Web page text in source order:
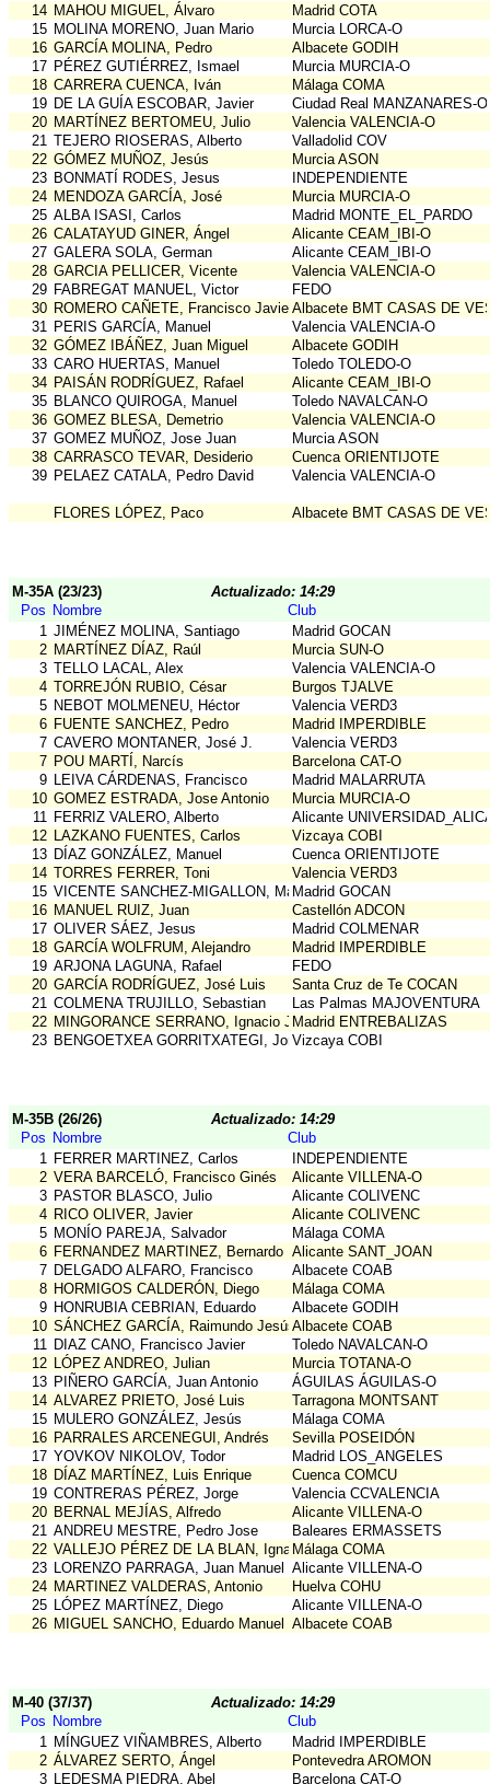
14 MAHOU MIGUEL, Álvaro
Madrid COTA
15 MOLINA MORENO, Juan Mario
Murcia LORCA-O
16 GARCÍA MOLINA, Pedro
Albacete GODIH
17 PÉREZ GUTIÉRREZ, Ismael
Murcia MURCIA-O
18 CARRERA CUENCA, Iván
Málaga COMA
19 DE LA GUÍA ESCOBAR, Javier
Ciudad Real MANZANARES-O
20 MARTÍNEZ BERTOMEU, Julio
Valencia VALENCIA-O
21 TEJERO RIOSERAS, Alberto
Valladolid COV
22 GÓMEZ MUÑOZ, Jesús
Murcia ASON
23 BONMATÍ RODES, Jesus
INDEPENDIENTE
24 MENDOZA GARCÍA, José
Murcia MURCIA-O
25 ALBA ISASI, Carlos
Madrid MONTE_EL_PARDO
26 CALATAYUD GINER, Ángel
Alicante CEAM_IBI-O
27 GALERA SOLA, German
Alicante CEAM_IBI-O
28 GARCIA PELLICER, Vicente
Valencia VALENCIA-O
29 FABREGAT MANUEL, Victor
FEDO
30 ROMERO CAÑETE, Francisco JavierAlbacete BMT CASAS DE
31 PERIS GARCÍA, Manuel
Valencia VALENCIA-O
32 GÓMEZ IBÁÑEZ, Juan Miguel
Albacete GODIH
33 CARO HUERTAS, Manuel
Toledo TOLEDO-O
34 PAISÁN RODRÍGUEZ, Rafael
Alicante CEAM_IBI-O
35 BLANCO QUIROGA, Manuel
Toledo NAVALCAN-O
36 GOMEZ BLESA, Demetrio
Valencia VALENCIA-O
37 GOMEZ MUÑOZ, Jose Juan
Murcia ASON
38 CARRASCO TEVAR, Desiderio
Cuenca ORIENTIJOTE
39 PELAEZ CATALA, Pedro David Valencia VALENCIA-O
FLORES LÓPEZ, Paco Albacete BMT CASAS DE
M-35A (23/23)
Actualizado: 14:29
Pos Nombre
Club
1 JIMÉNEZ MOLINA, Santiago
Madrid GOCAN
2 MARTÍNEZ DÍAZ, Raúl
Murcia SUN-O
3 TELLO LACAL, Alex
Valencia VALENCIA-O
4 TORREJÓN RUBIO, César
Burgos TJALVE
5 NEBOT MOLMENEU, Héctor
Valencia VERD3
6 FUENTE SANCHEZ, Pedro
Madrid IMPERDIBLE
7 CAVERO MONTANER, José J.
Valencia VERD3
7 POU MARTÍ, Narcís
Barcelona CAT-O
9 LEIVA CÁRDENAS, Francisco
Madrid MALARRUTA
10 GOMEZ ESTRADA, Jose Antonio
Murcia MURCIA-O
11 FERRIZ VALERO, Alberto
Alicante
12 LAZKANO FUENTES, Carlos
Vizcaya COBI
13 DÍAZ GONZÁLEZ, Manuel
Cuenca ORIENTIJOTE
14 TORRES FERRER, Toni
Valencia VERD3
15 VICENTE SANCHEZ-MIGALLON, ManuelMadrid GOCAN
16 MANUEL RUIZ, Juan
Castellón ADCON
17 OLIVER SÁEZ, Jesus
Madrid COLMENAR
18 GARCÍA WOLFRUM, Alejandro
Madrid IMPERDIBLE
19 ARJONA LAGUNA, Rafael
FEDO
20 GARCÍA RODRÍGUEZ, José Luis
Santa Cruz de Te COCAN
21 COLMENA TRUJILLO, Sebastian
Las Palmas MAJOVENTURA
22 MINGORANCE SERRANO, Ignacio JavierMadrid ENTREBALIZAS
23 BENGOETXEA GORRITXATEGI, JonVizcaya COBI
M-35B (26/26)
Actualizado: 14:29
Pos Nombre
Club
1 FERRER MARTINEZ, Carlos
INDEPENDIENTE
2 VERA BARCELÓ, Francisco Ginés
Alicante VILLENA-O
3 PASTOR BLASCO, Julio
Alicante COLIVENC
4 RICO OLIVER, Javier
Alicante COLIVENC
5 MONÍO PAREJA, Salvador
Málaga COMA
6 FERNANDEZ MARTINEZ, Bernardo Alicante SANT_JOAN
7 DELGADO ALFARO, Francisco
Albacete COAB
8 HORMIGOS CALDERÓN, Diego
Málaga COMA
9 HONRUBIA CEBRIAN, Eduardo
Albacete GODIH
10 SÁNCHEZ GARCÍA, Raimundo JesúsAlbacete COAB
11 DIAZ CANO, Francisco Javier
Toledo NAVALCAN-O
12 LÓPEZ ANDREO, Julian
Murcia TOTANA-O
13 PIÑERO GARCÍA, Juan Antonio
ÁGUILAS ÁGUILAS-O
14 ALVAREZ PRIETO, José Luis
Tarragona MONTSANT
15 MULERO GONZÁLEZ, Jesús
Málaga COMA
16 PARRALES ARCENEGUI, Andrés
Sevilla POSEIDÓN
17 YOVKOV NIKOLOV, Todor
Madrid LOS_ANGELES
18 DÍAZ MARTÍNEZ, Luis Enrique
Cuenca COMCU
19 CONTRERAS PÉREZ, Jorge
Valencia CCVALENCIA
20 BERNAL MEJÍAS, Alfredo
Alicante VILLENA-O
21 ANDREU MESTRE, Pedro Jose
Baleares ERMASSETS
22 VALLEJO PÉREZ DE LA BLAN, IgnacioMálaga COMA
23 LORENZO PARRAGA, Juan Manuel
Alicante VILLENA-O
24 MARTINEZ VALDERAS, Antonio
Huelva COHU
25 LÓPEZ MARTÍNEZ, Diego
Alicante VILLENA-O
26 MIGUEL SANCHO, Eduardo Manuel Albacete COAB
M-40 (37/37)
Actualizado: 14:29
Pos Nombre
Club
1 MÍNGUEZ VIÑAMBRES, Alberto
Madrid IMPERDIBLE
2 ÁLVAREZ SERTO, Ángel
Pontevedra AROMON
3 LEDESMA PIEDRA, Abel
Barcelona CAT-O